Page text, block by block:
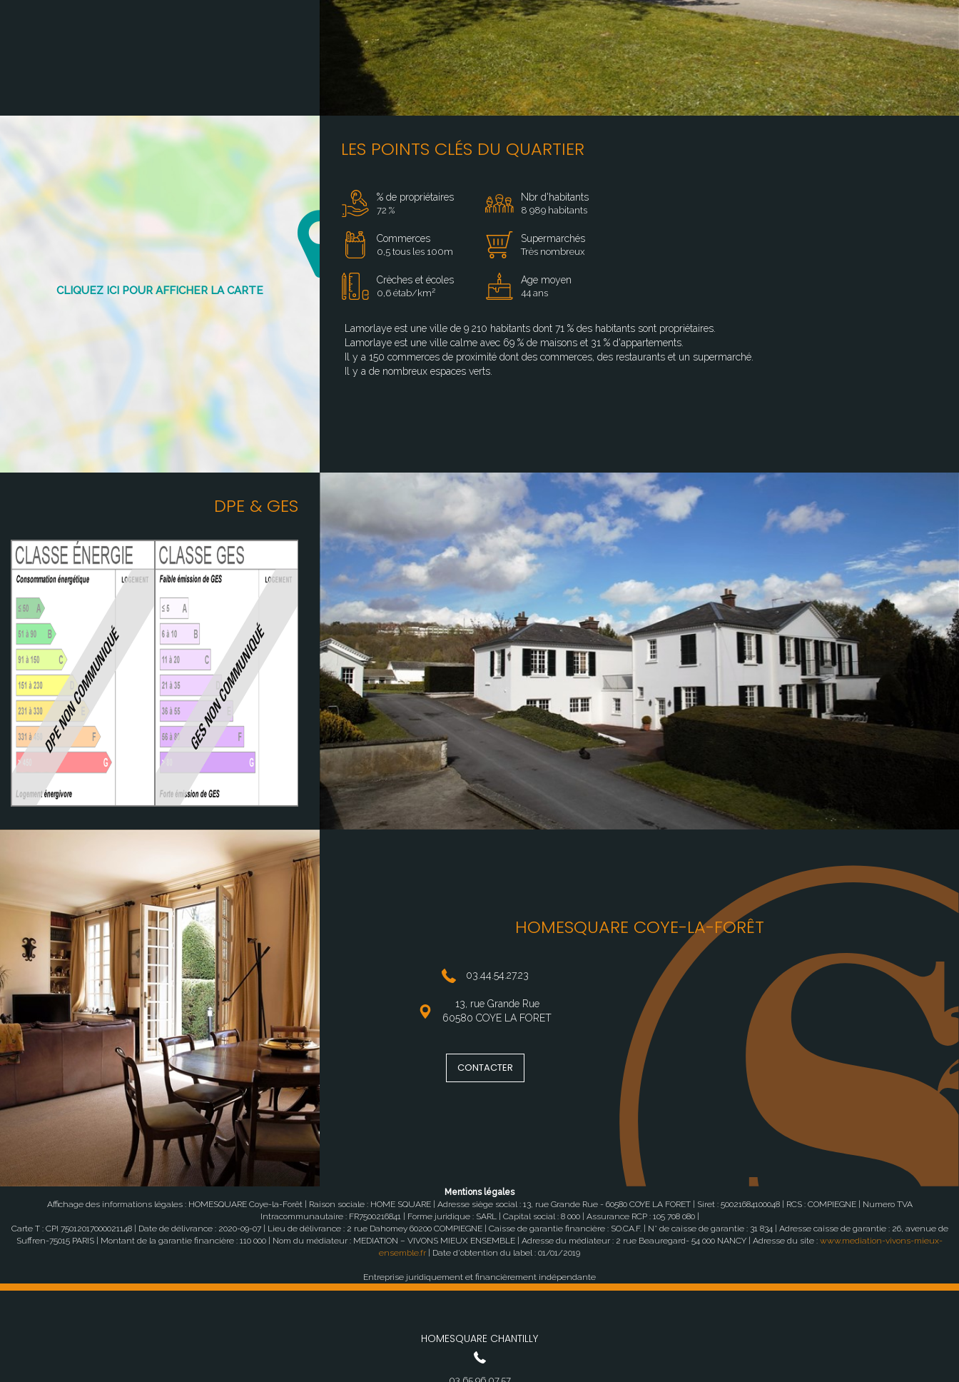
LES POINTS CLÉS DU QUARTIER
% de propriétaires
72 %
Nbr d'habitants
8 989 habitants
Commerces
0,5 tous les 100m
Supermarchés
Très nombreux
Crèches et écoles
0,6 étab/km²
Age moyen
44 ans
Lamorlaye est une ville de 9 210 habitants dont 71 % des habitants sont propriétaires.
Lamorlaye est une ville calme avec 69 % de maisons et 31 % d'appartements.
Il y a 150 commerces de proximité dont des commerces, des restaurants et un supermarché.
Il y a de nombreux espaces verts.
DPE & GES
HOMESQUARE COYE-LA-FORÊT
03.44.54.27.23
13, rue Grande Rue
60580 COYE LA FORET
CONTACTER
Mentions légales
Affichage des informations légales : HOMESQUARE Coye-la-Forêt | Raison sociale : HOME SQUARE | Adresse siège social : 13, rue Grande Rue - 60580 COYE LA FORET | Siret : 50021684100048 | RCS : COMPIEGNE | Numero TVA
Intracommunautaire : FR7500216841 | Forme juridique : SARL | Capital social : 8 000 | Assurance RCP : 105 708 080 |
Carte T : CPI 75012017000021148 | Date de délivrance : 2020-09-07 | Lieu de délivrance : 2 rue Dahomey 60200 COMPIEGNE | Caisse de garantie financière : SO.CA.F. | N° de caisse de garantie : 31 834 | Adresse caisse de garantie : 26, avenue de
Suffren-75015 PARIS | Montant de la garantie financière : 110 000 | Nom du médiateur : MEDIATION – VIVONS MIEUX ENSEMBLE | Adresse du médiateur : 2 rue Beauregard- 54 000 NANCY | Adresse du site : www.mediation-vivons-mieux-
ensemble.fr | Date d'obtention du label : 01/01/2019
Entreprise juridiquement et financièrement indépendante
HOMESQUARE COYE-LA-FORÊT